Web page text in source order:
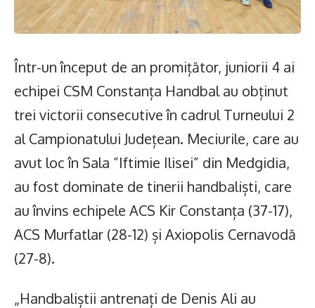
Într-un început de an promițător, juniorii 4 ai
echipei CSM Constanța Handbal au obținut
trei victorii consecutive în cadrul Turneului 2
al Campionatului Județean. Meciurile, care au
avut loc în Sala ”Iftimie Ilisei” din Medgidia,
au fost dominate de tinerii handbaliști, care
au învins echipele ACS Kir Constanța (37-17),
ACS Murfatlar (28-12) și Axiopolis Cernavodă
(27-8).
„Handbaliștii antrenați de Denis Ali au